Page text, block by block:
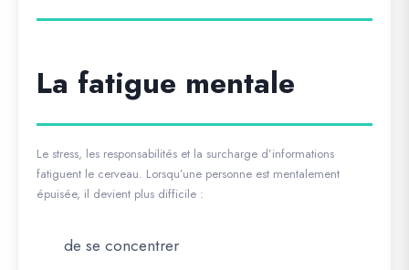
La fatigue mentale
Le stress, les responsabilités et la surcharge d’informations
fatiguent le cerveau. Lorsqu’une personne est mentalement
épuisée, il devient plus difficile :
de se concentrer